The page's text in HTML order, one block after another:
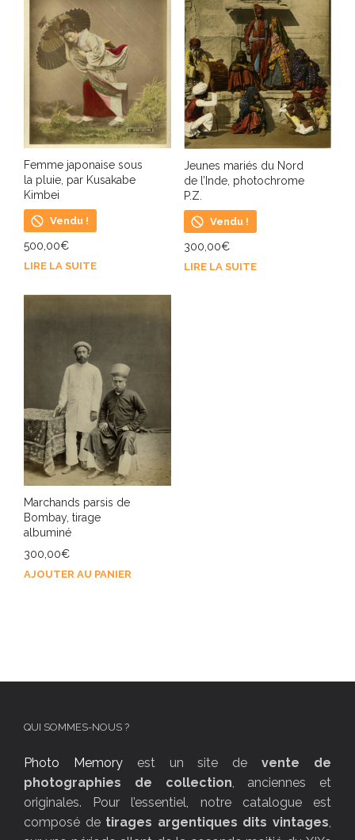
Femme japonaise sous
la pluie, par Kusakabe
Kimbei
Vendu !
500,00€
LIRE LA SUITE
Jeunes mariés du Nord
de l’Inde, photochrome
P.Z.
Vendu !
300,00€
LIRE LA SUITE
Marchands parsis de
Bombay, tirage
albuminé
300,00€
AJOUTER AU PANIER
QUI SOMMES-NOUS ?
Photo Memoryest un site devente de
photographies de collection, anciennes et
originales. Pour l’essentiel, notre catalogue est
composé de tirages argentiques dits vintages,